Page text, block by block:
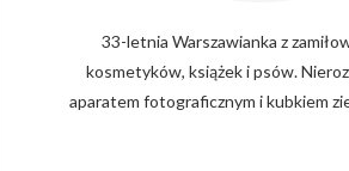
33-letnia Warszawianka z
kosmetyków, książek i psów.
aparatem fotograficznym i kubkiem